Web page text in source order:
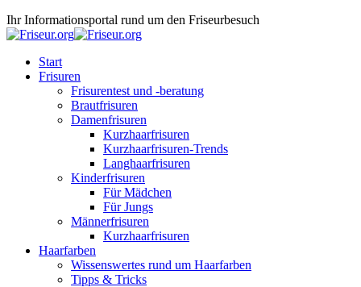
Ihr Informationsportal rund um den Friseurbesuch
Start
Frisuren
Frisurentest und -beratung
Brautfrisuren
Damenfrisuren
Kurzhaarfrisuren
Kurzhaarfrisuren-Trends
Langhaarfrisuren
Kinderfrisuren
Für Mädchen
Für Jungs
Männerfrisuren
Kurzhaarfrisuren
Haarfarben
Wissenswertes rund um Haarfarben
Tipps & Tricks